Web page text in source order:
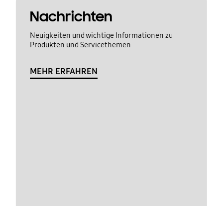
Nachrichten
Neuigkeiten und wichtige Informationen zu
Produkten und Servicethemen
MEHR ERFAHREN